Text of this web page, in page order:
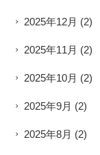
2025年12月 (2)
2025年11月 (2)
2025年10月 (2)
2025年9月 (2)
2025年8月 (2)